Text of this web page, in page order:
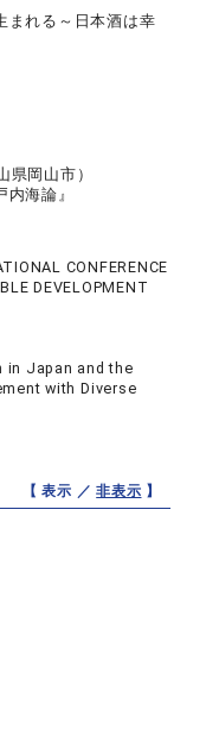
まれる～日本酒は幸
岡山市）
海論』
CONFERENCE
DEVELOPMENT
in Japan and the
with Diverse
【 表示 ／非表示 】